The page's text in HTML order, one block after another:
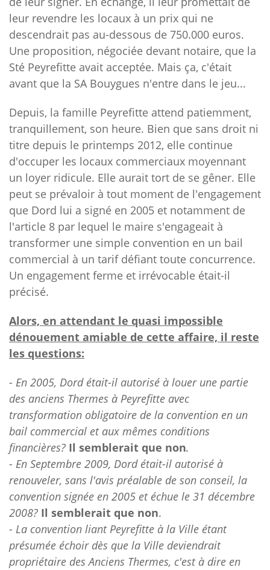
leur revendre les locaux à un prix qui ne
descendrait pas au-dessous de 750.000 euros.
Une proposition, négociée devant notaire, que la
Sté Peyrefitte avait acceptée. Mais ça, c'était
avant que la SA Bouygues n'entre dans le jeu...
Depuis, la famille Peyrefitte attend patiemment,
tranquillement, son heure. Bien que sans droit ni
titre depuis le printemps 2012, elle continue
d'occuper les locaux commerciaux moyennant
un loyer ridicule. Elle aurait tort de se gêner. Elle
peut se prévaloir à tout moment de l'engagement
que Dord lui a signé en 2005 et notamment de
l'article 8 par lequel le maire s'engageait à
transformer une simple convention en un bail
commercial à un tarif défiant toute concurrence.
Un engagement ferme et irrévocable était-il
précisé.
Alors, en attendant le quasi impossible
dénouement amiable de cette affaire, il reste
les questions:
- En 2005, Dord était-il autorisé à louer une partie
des anciens Thermes à Peyrefitte avec
transformation obligatoire de la convention en un
bail commercial et aux mêmes conditions
financières? Il semblerait que non.
- En Septembre 2009, Dord était-il autorisé à
renouveler, sans l'avis préalable de son conseil, la
convention signée en 2005 et échue le 31 décembre
2008? Il semblerait que non.
- La convention liant Peyrefitte à la Ville étant
présumée échoir dès que la Ville deviendrait
propriétaire des Anciens Thermes, c'est à dire en